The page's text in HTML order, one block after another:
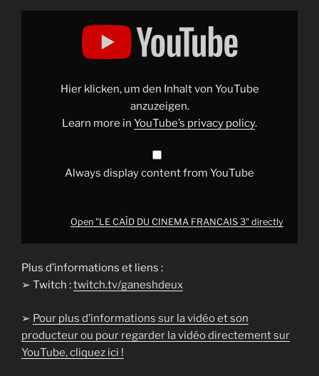
Display
YouTubeHier klicken, um den Inhalt von YouTube
anzuzeigen.
Learn more in YouTube’s privacy policy.
Always display content from YouTube
Open "LE CAÏD DU CINEMA FRANCAIS 3" directly
Plus d’informations et liens :
➢ Twitch :twitch.tv/ganeshdeux
➢ Pour plus d’informations sur la vidéo et son
producteur ou pour regarder la vidéo directement sur
YouTube, cliquez ici !